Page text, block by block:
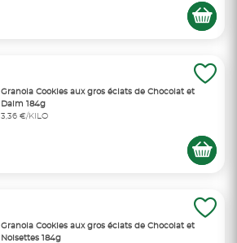
Granola Cookies aux gros éclats de Chocolat et
Daim 184g
3,36 €/KILO
Granola Cookies aux gros éclats de Chocolat et
Noisettes 184g